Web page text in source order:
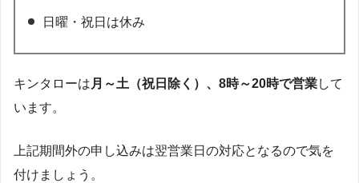
日曜・祝日は休み
キンタローは 月～土（祝日除く）、8時～20時で営業して
います。
上記期間外の申し込みは翌営業日の対応となるので気を
付けましょう。